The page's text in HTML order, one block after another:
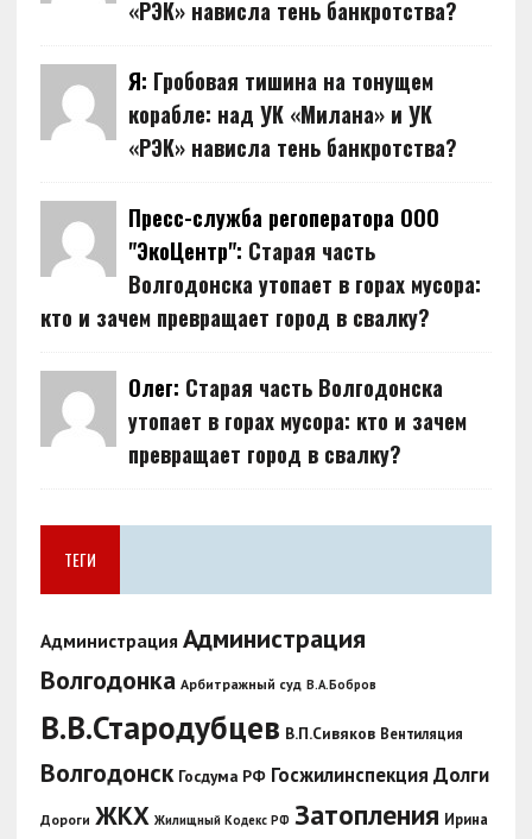
«РЭК» нависла тень банкротства?
Я: Гробовая тишина на тонущем
корабле: над УК «Милана» и УК
«РЭК» нависла тень банкротства?
Пресс-служба регоператора ООО
"ЭкоЦентр": Старая часть
Волгодонска утопает в горах мусора:
кто и зачем превращает город в свалку?
Олег: Старая часть Волгодонска
утопает в горах мусора: кто и зачем
превращает город в свалку?
ТЕГИ
Администрация Администрация
Волгодонка Арбитражный суд В.А.Бобров
В.В.Стародубцев В.П.Сивяков Вентиляция
Волгодонск Госдума РФ Госжилинспекция Долги
Дороги ЖКХ Жилищный Кодекс РФ Затопления Ирина